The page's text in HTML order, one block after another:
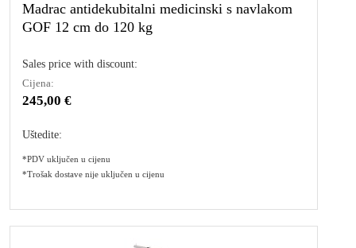
Madrac antidekubitalni medicinski s navlakom
GOF 12 cm do 120 kg
Sales price with discount:
Cijena:
245,00 €
Uštedite:
*PDV uključen u cijenu
*Trošak dostave nije uključen u cijenu